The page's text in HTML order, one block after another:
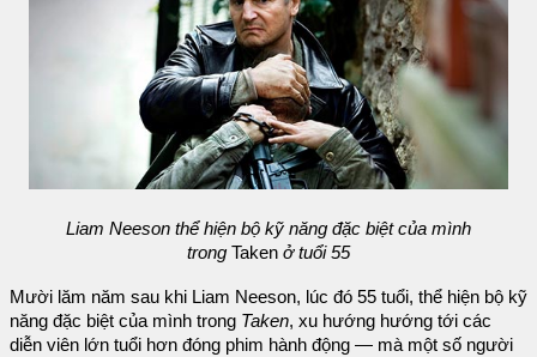
Liam Neeson thể hiện bộ kỹ năng đặc biệt của mình
trong Taken ở tuổi 55
Mười lăm năm sau khi Liam Neeson, lúc đó 55 tuổi, thể hiện bộ kỹ
năng đặc biệt của mình trong Taken, xu hướng hướng tới các
diễn viên lớn tuổi hơn đóng phim hành động — mà một số người